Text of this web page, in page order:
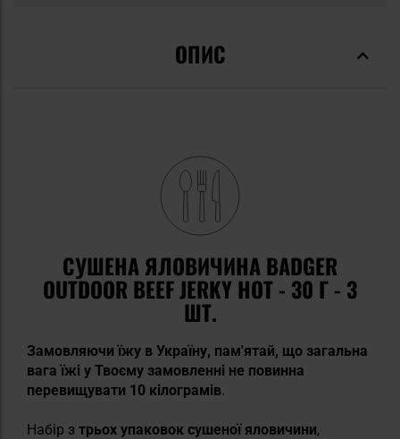
ОПИС
СУШЕНА ЯЛОВИЧИНА BADGER
OUTDOOR BEEF JERKY HOT - 30 Г - 3
ШТ.
Замовляючи їжу в Україну, пам'ятай, що загальна
вага їжі у Твоєму замовленні не повинна
перевищувати 10 кілограмів.
Набір з трьох упаковок сушеної яловичини,